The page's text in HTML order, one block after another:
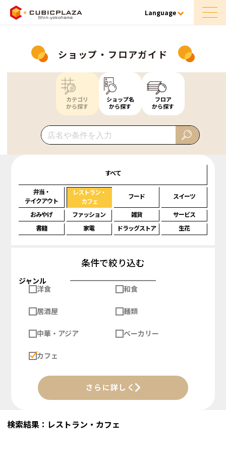
Language
ショップ・フロアガイド
カテゴリ
から探す
ショップ名
から探す
フロア
から探す
すべて
弁当・
テイクアウト
レストラン・
カフェ
フード スイーツ
おみやげ ファッション 雑貨
サービス
書籍
家電 ドラッグストア 生花
条件で絞り込む
ジャンル
洋食
和食
居酒屋 麺類
中華・アジア ベーカリー
カフェ
さらに詳しく
検索結果：レストラン・カフェ